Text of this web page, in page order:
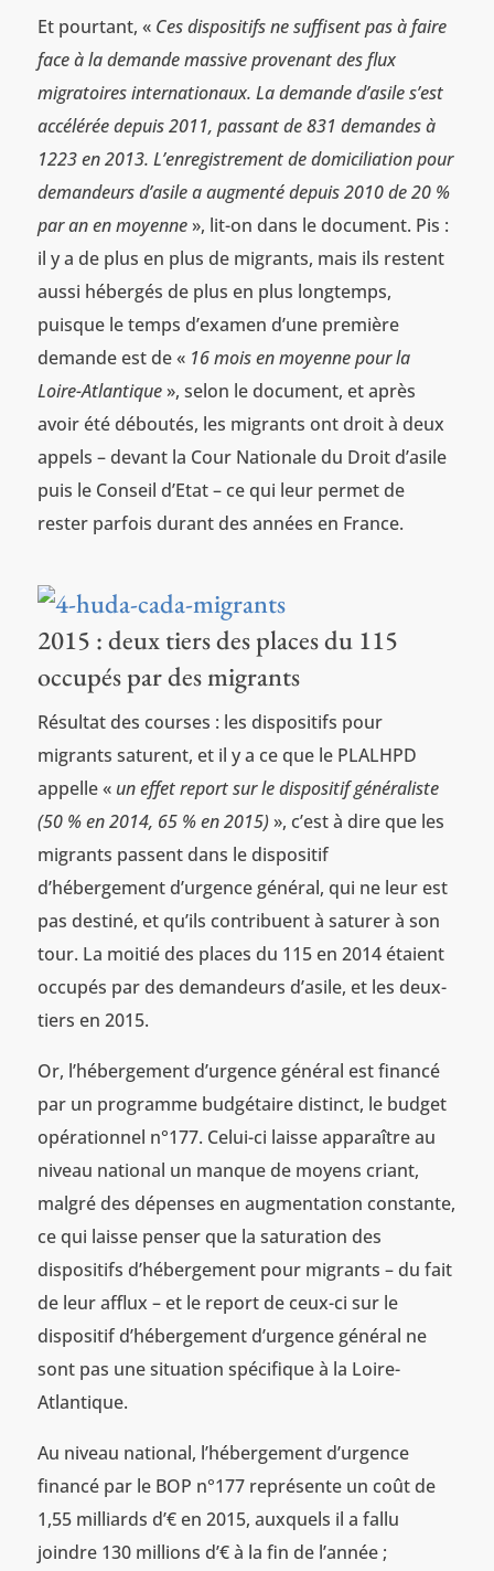
Et pourtant, « Ces dispositifs ne suffisent pas à faire
face à la demande massive provenant des flux
migratoires internationaux. La demande d’asile s’est
accélérée depuis 2011, passant de 831 demandes à
1223 en 2013. L’enregistrement de domiciliation pour
demandeurs d’asile a augmenté depuis 2010 de 20 %
par an en moyenne», lit-on dans le document. Pis :
il y a de plus en plus de migrants, mais ils restent
aussi hébergés de plus en plus longtemps,
puisque le temps d’examen d’une première
demande est de « 16 mois en moyenne pour la
Loire-Atlantique», selon le document, et après
avoir été déboutés, les migrants ont droit à deux
appels – devant la Cour Nationale du Droit d’asile
puis le Conseil d’Etat – ce qui leur permet de
rester parfois durant des années en France.
2015 : deux tiers des places du 115
occupés par des migrants
Résultat des courses : les dispositifs pour
migrants saturent, et il y a ce que le PLALHPD
appelle « un effet report sur le dispositif généraliste
(50 % en 2014, 65 % en 2015)», c’est à dire que les
migrants passent dans le dispositif
d’hébergement d’urgence général, qui ne leur est
pas destiné, et qu’ils contribuent à saturer à son
tour. La moitié des places du 115 en 2014 étaient
occupés par des demandeurs d’asile, et les deux-
tiers en 2015.
Or, l’hébergement d’urgence général est financé
par un programme budgétaire distinct, le budget
opérationnel n°177. Celui-ci laisse apparaître au
niveau national un manque de moyens criant,
malgré des dépenses en augmentation constante,
ce qui laisse penser que la saturation des
dispositifs d’hébergement pour migrants – du fait
de leur afflux – et le report de ceux-ci sur le
dispositif d’hébergement d’urgence général ne
sont pas une situation spécifique à la Loire-
Atlantique.
Au niveau national, l’hébergement d’urgence
financé par le BOP n°177 représente un coût de
1,55 milliards d’€ en 2015, auxquels il a fallu
joindre 130 millions d’€ à la fin de l’année ;